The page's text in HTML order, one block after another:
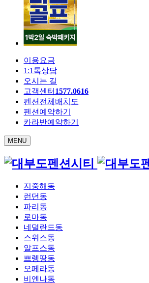
이용요금
1:1톡상담
오시는 길
고객센터 1577.0616
펜션전체배치도
펜션예약하기
카라반예약하기
MENU
지중해동
런던동
파리동
로마동
네덜란드동
스위스동
알프스동
쁘렝땅동
오페라동
비엔나동